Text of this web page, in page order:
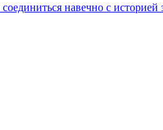
навечно с историей